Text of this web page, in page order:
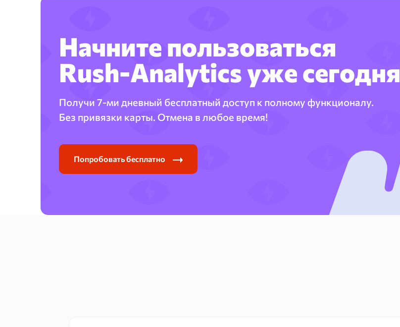
Начните пользоваться
Rush-Analytics уже сегодня
Получи 7-ми дневный бесплатный доступ к полному функционалу.
Без привязки карты. Отмена в любое время!
Попробовать бесплатно